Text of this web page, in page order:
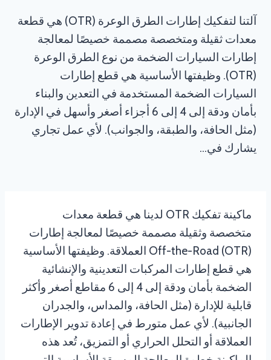
آلتنا لتفكيك إطارات الطرق الوعرة (OTR) هي قطعة
معدات ثقيلة ومتخصصة مصممة خصيصًا لمعالجة
إطارات السيارات الضخمة من نوع الطرق الوعرة
(OTR). وظيفتها الأساسية هي قطع إطارات
السيارات الضخمة المستخدمة في التعدين والبناء
بأمان ودقة إلى 4 إلى 6 أجزاء أصغر وأسهل في الإدارة
(مثل الحافة، والطبقة، والجوانب). لأي عمل تجاري
يشارك في...
ماكينة تفكيك OTR لدينا هي قطعة معدات
متخصصة وثقيلة مصممة خصيصًا لمعالجة إطارات
Off-the-Road (OTR) العملاقة. وظيفتها الأساسية
هي قطع إطارات المركبات التعدينية والإنشائية
الضخمة بأمان ودقة إلى 4 إلى 6 مقاطع أصغر وأكثر
قابلية للإدارة (مثل الحافة، والمداس، والجدران
الجانبية). لأي عمل متورط في إعادة تدوير الإطارات
العملاقة أو التحلل الحراري أو التمزيق، تُعد هذه